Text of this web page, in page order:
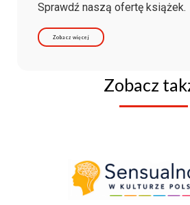
Sprawdź naszą ofertę książek.
Zobacz więcej
Zobacz